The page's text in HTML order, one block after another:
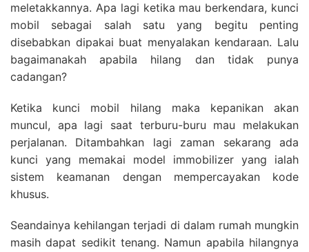
meletakkannya. Apa lagi ketika mau berkendara, kunci
mobil sebagai salah satu yang begitu penting
disebabkan dipakai buat menyalakan kendaraan. Lalu
bagaimanakah apabila hilang dan tidak punya
cadangan?
Ketika kunci mobil hilang maka kepanikan akan
muncul, apa lagi saat terburu-buru mau melakukan
perjalanan. Ditambahkan lagi zaman sekarang ada
kunci yang memakai model immobilizer yang ialah
sistem keamanan dengan mempercayakan kode
khusus.
Seandainya kehilangan terjadi di dalam rumah mungkin
masih dapat sedikit tenang. Namun apabila hilangnya